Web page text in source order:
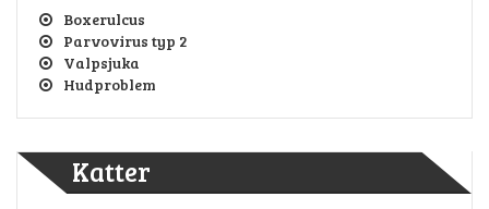
Boxerulcus
Parvovirus typ 2
Valpsjuka
Hudproblem
Katter